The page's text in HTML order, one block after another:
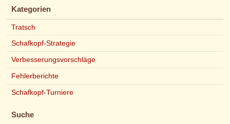
Kategorien
Tratsch
Schafkopf-Strategie
Verbesserungsvorschläge
Fehlerberichte
Schafkopf-Turniere
Suche